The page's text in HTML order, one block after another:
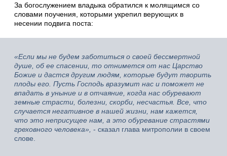
За богослужением владыка обратился к молящимся со
словами поучения, которыми укрепил верующих в
несении подвига поста:
«Если мы не будем заботиться о своей бессмертной
душе, об ее спасении, то отнимется от нас Царство
Божие и дастся другим людям, которые будут творить
плоды его. Пусть Господь вразумит нас и поможет не
впадать в уныние и в отчаяние, когда нас обуревают
земные страсти, болезни, скорби, несчастья. Все, что
случается негативное в нашей жизни, нам кажется,
что это неприсущее нам, а это обуревание страстями
греховного человека», - сказал глава митрополии в своем
слове.